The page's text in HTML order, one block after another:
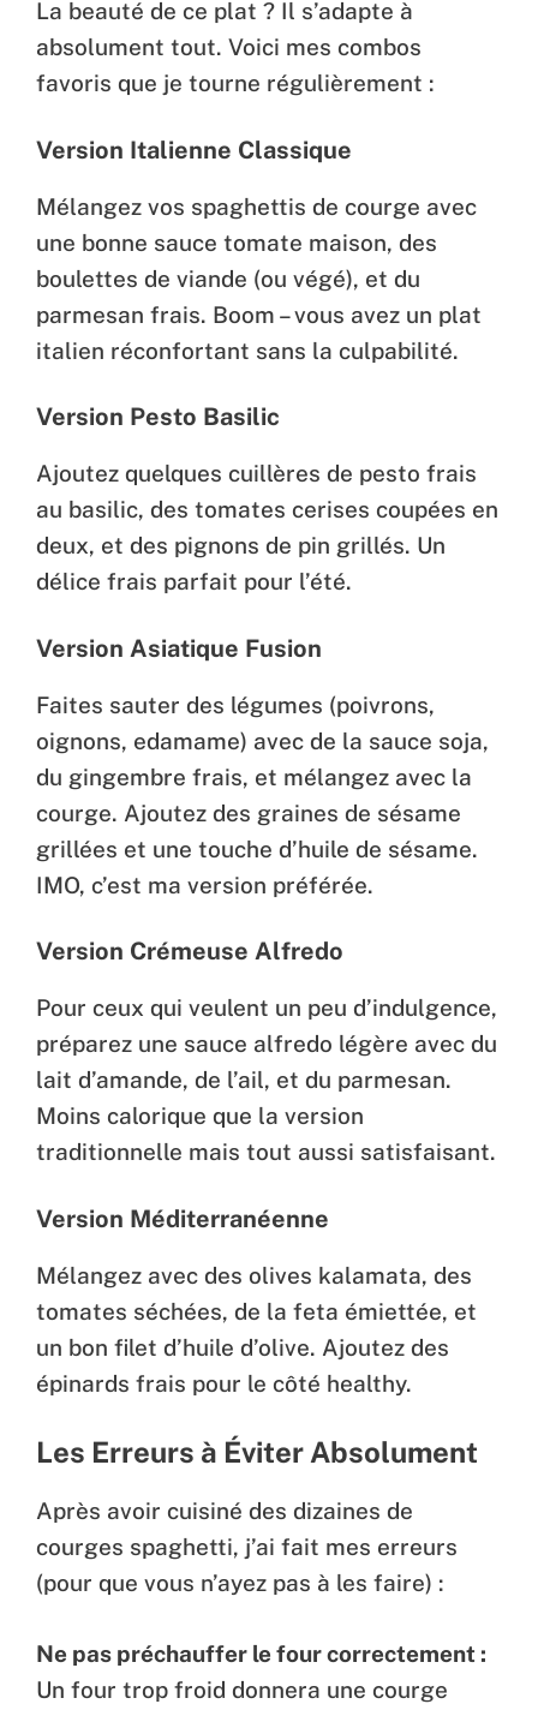
La beauté de ce plat ? Il s’adapte à
absolument tout. Voici mes combos
favoris que je tourne régulièrement :
Version Italienne Classique
Mélangez vos spaghettis de courge avec
une bonne sauce tomate maison, des
boulettes de viande (ou végé), et du
parmesan frais. Boom – vous avez un plat
italien réconfortant sans la culpabilité.
Version Pesto Basilic
Ajoutez quelques cuillères de pesto frais
au basilic, des tomates cerises coupées en
deux, et des pignons de pin grillés. Un
délice frais parfait pour l’été.
Version Asiatique Fusion
Faites sauter des légumes (poivrons,
oignons, edamame) avec de la sauce soja,
du gingembre frais, et mélangez avec la
courge. Ajoutez des graines de sésame
grillées et une touche d’huile de sésame.
IMO, c’est ma version préférée.
Version Crémeuse Alfredo
Pour ceux qui veulent un peu d’indulgence,
préparez une sauce alfredo légère avec du
lait d’amande, de l’ail, et du parmesan.
Moins calorique que la version
traditionnelle mais tout aussi satisfaisant.
Version Méditerranéenne
Mélangez avec des olives kalamata, des
tomates séchées, de la feta émiettée, et
un bon filet d’huile d’olive. Ajoutez des
épinards frais pour le côté healthy.
Les Erreurs à Éviter Absolument
Après avoir cuisiné des dizaines de
courges spaghetti, j’ai fait mes erreurs
(pour que vous n’ayez pas à les faire) :
Ne pas préchauffer le four correctement :
Un four trop froid donnera une courge